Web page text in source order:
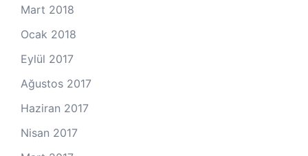
Mart 2018
Ocak 2018
Eylül 2017
Ağustos 2017
Haziran 2017
Nisan 2017